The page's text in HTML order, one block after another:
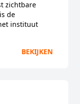
zichtbare
de
instituut
BEKIJKEN